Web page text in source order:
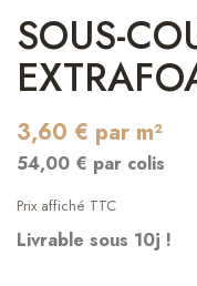
SOUS-
3,60 € par m²
54,00 € par colis
Prix affiché TTC
Livrable sous 10j !